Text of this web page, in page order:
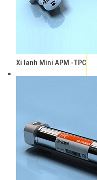
Xi lanh Mini APM -TPC